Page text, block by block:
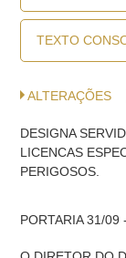
TEXTO
ALTERAÇÕES
DESIGNA
LICENCAS
PERIGOSOS.
PORTARIA 31/09